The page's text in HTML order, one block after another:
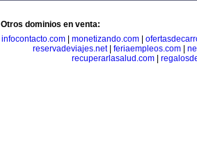
Otros dominios en venta:
infocontacto.com
monetizando.com
reservadeviajes.net| feriaempleos.com
recuperarlasalud.com